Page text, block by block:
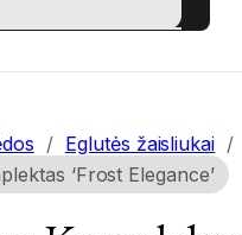
/ Eglutės žaisliukai /
‘Frost Elegance’